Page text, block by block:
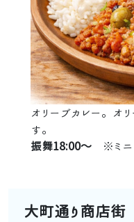
オリーブカレー。オ
す。
振舞18:00～ ※ミニ
大町通り商店街